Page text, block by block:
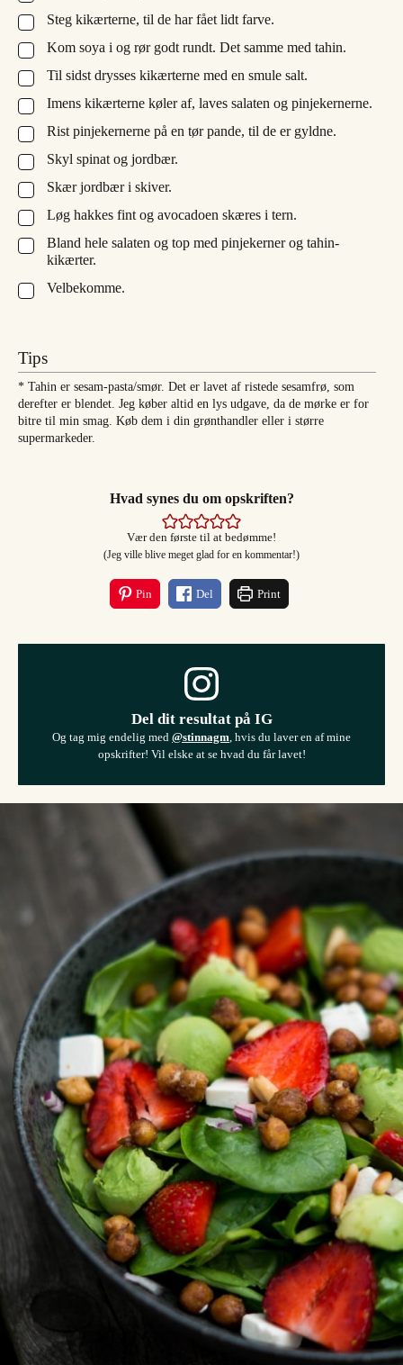
▢
Steg kikærterne, til de har fået lidt farve.
▢
Kom soya i og rør godt rundt. Det samme med tahin.
▢
Til sidst drysses kikærterne med en smule salt.
▢
Imens kikærterne køler af, laves salaten og pinjekernerne.
▢
Rist pinjekernerne på en tør pande, til de er gyldne.
▢
Skyl spinat og jordbær.
▢
Skær jordbær i skiver.
▢
Løg hakkes fint og avocadoen skæres i tern.
▢
Bland hele salaten og top med pinjekerner og tahin-
kikærter.
▢
Velbekomme.
Tips
* Tahin er sesam-pasta/smør. Det er lavet af ristede sesamfrø, som
derefter er blendet. Jeg køber altid en lys udgave, da de mørke er for
bitre til min smag. Køb dem i din grønthandler eller i større
supermarkeder.
Hvad synes du om opskriften?
Vær den første til at bedømme!
(Jeg ville blive meget glad for en kommentar!)
Pin Del Print
Del dit resultat på IG
Og tag mig endelig med @stinnagm , hvis du laver en af mine
opskrifter! Vil elske at se hvad du får lavet!